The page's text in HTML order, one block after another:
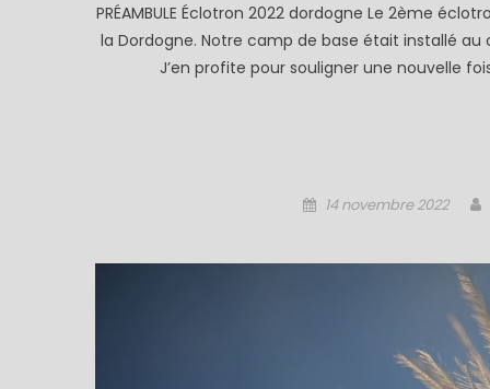
PRÉAMBULE Éclotron 2022 dordogne Le 2ème
la Dordogne. Notre camp de base était installé
J’en profite pour souligner une nouvelle
Posted
14 novembre 2022